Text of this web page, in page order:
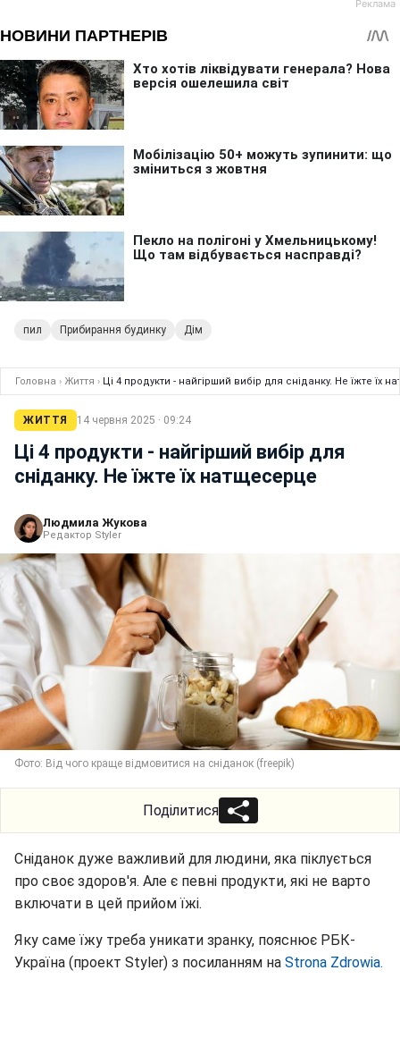
пил Прибирання будинку Дім
Головна › Життя › Ці 4 продукти - найгірший вибір для сніданку. Не їжте їх
ЖИТТЯ 14 червня 2025 · 09:24
Ці 4 продукти - найгірший вибір для
сніданку. Не їжте їх натщесерце
Людмила Жукова
Редактор Styler
Фото: Від чого краще відмовитися на сніданок (freepik)
Поділитися
Сніданок дуже важливий для людини, яка піклується
про своє здоров'я. Але є певні продукти, які не варто
включати в цей прийом їжі.
Яку саме їжу треба уникати зранку, пояснює РБК-
Україна (проект Styler) з посиланням на Strona Zdrowia.